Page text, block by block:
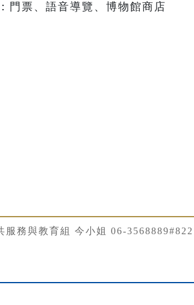
門票、語音導覽、博物館商店
服務與教育組 今小姐 06-